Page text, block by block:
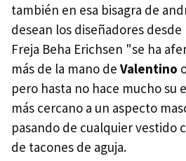
también en esa bisagra de
desean los diseñadores desde
Freja Beha Erichsen "se ha
más de la mano de Valentino
pero hasta no hace mucho su
más cercano a un aspecto
pasando de cualquier vestido
de tacones de aguja.